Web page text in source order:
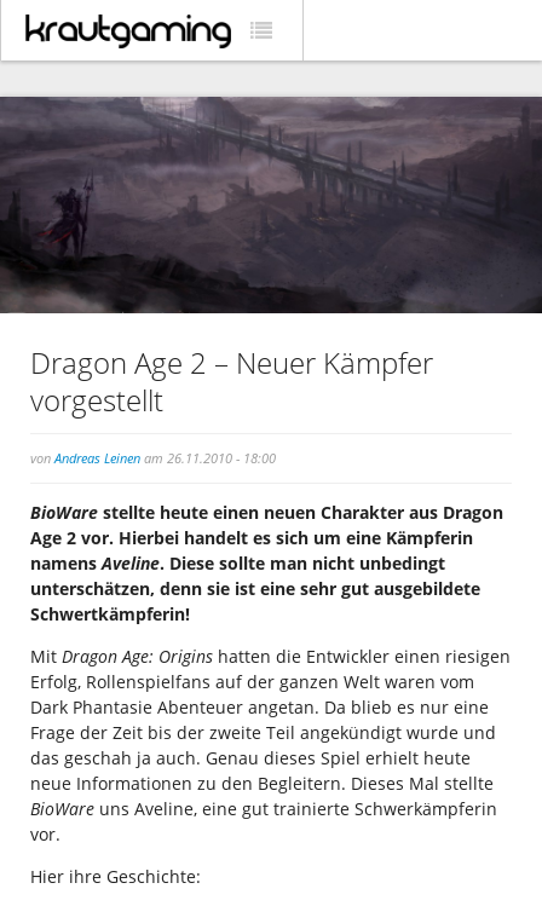
Dragon Age 2 – Neuer Kämpfer
vorgestellt
vonAndreas Leinen am 26.11.2010 - 18:00
BioWare stellte heute einen neuen Charakter aus Dragon
Age 2 vor. Hierbei handelt es sich um eine Kämpferin
namensAveline. Diese sollte man nicht unbedingt
unterschätzen, denn sie ist eine sehr gut ausgebildete
Schwertkämpferin!
Mit Dragon Age: Origins hatten die Entwickler einen riesigen
Erfolg, Rollenspielfans auf der ganzen Welt waren vom
Dark Phantasie Abenteuer angetan. Da blieb es nur eine
Frage der Zeit bis der zweite Teil angekündigt wurde und
das geschah ja auch. Genau dieses Spiel erhielt heute
neue Informationen zu den Begleitern. Dieses Mal stellte
BioWare uns Aveline, eine gut trainierte Schwerkämpferin
vor.
Hier ihre Geschichte: